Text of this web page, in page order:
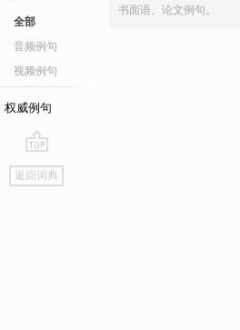
全部
音频例句
视频例句
权威例句
go
top
返回词典
书面语、论文例句。